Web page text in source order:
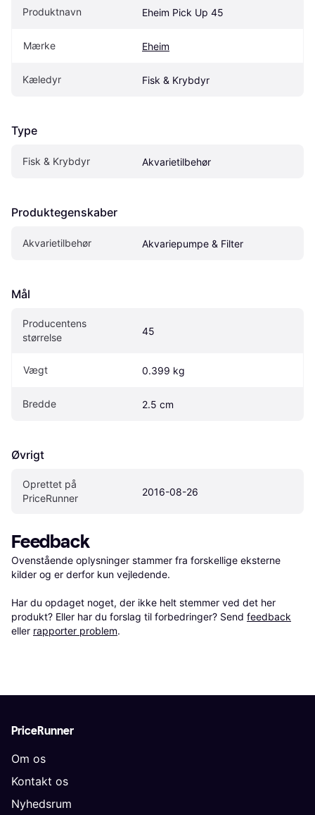
Produktnavn Eheim Pick Up 45
Mærke Eheim
Kæledyr Fisk & Krybdyr
Type
Fisk & Krybdyr Akvarietilbehør
Produktegenskaber
Akvarietilbehør Akvariepumpe & Filter
Mål
Producentens
størrelse
45
Vægt 0.399 kg
Bredde 2.5 cm
Øvrigt
Oprettet på
PriceRunner
2016-08-26
Feedback
Ovenstående oplysninger stammer fra forskellige eksterne
kilder og er derfor kun vejledende.
Har du opdaget noget, der ikke helt stemmer ved det her
produkt? Eller har du forslag til forbedringer? Send feedback
eller rapporter problem.
PriceRunner
Om os
Kontakt os
Nyhedsrum